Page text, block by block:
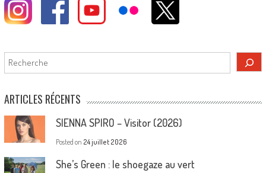
Rechercher
ARTICLES RÉCENTS
SIENNA SPIRO – Visitor (2026)
Posted on 24 juillet 2026
She’s Green : le shoegaze au vert